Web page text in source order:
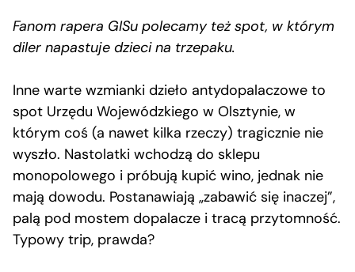
Fanom rapera GISu polecamy też spot, w którym
diler napastuje dzieci na trzepaku.
Inne warte wzmianki dzieło antydopalaczowe to
spot Urzędu Wojewódzkiego w Olsztynie, w
którym coś (a nawet kilka rzeczy) tragicznie nie
wyszło. Nastolatki wchodzą do sklepu
monopolowego i próbują kupić wino, jednak nie
mają dowodu. Postanawiają „zabawić się inaczej”,
palą pod mostem dopalacze i tracą przytomność.
Typowy trip, prawda?